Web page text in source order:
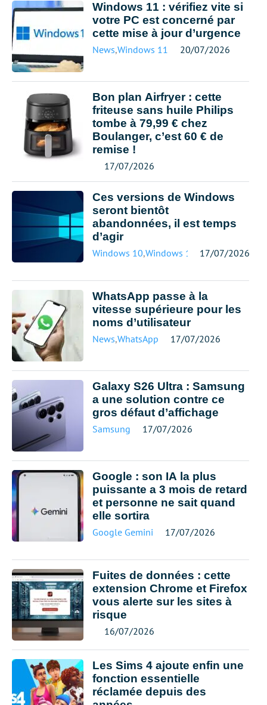
Windows 11 : vérifiez vite si
votre PC est concerné par
cette mise à jour d’urgence
News,Windows 11 20/07/2026
Bon plan Airfryer : cette
friteuse sans huile Philips
tombe à 79,99 € chez
Boulanger, c’est 60 € de
remise !
17/07/2026
Ces versions de Windows
seront bientôt
abandonnées, il est temps
d’agir
Windows 10,Windows 11 17/07/2026
WhatsApp passe à la
vitesse supérieure pour les
noms d’utilisateur
News,WhatsApp 17/07/2026
Galaxy S26 Ultra : Samsung
a une solution contre ce
gros défaut d’affichage
Samsung 17/07/2026
Google : son IA la plus
puissante a 3 mois de retard
et personne ne sait quand
elle sortira
Google Gemini 17/07/2026
Fuites de données : cette
extension Chrome et Firefox
vous alerte sur les sites à
risque
16/07/2026
Les Sims 4 ajoute enfin une
fonction essentielle
réclamée depuis des